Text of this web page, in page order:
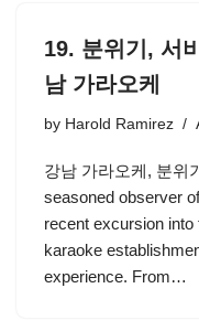
19. 분위기, 서
남 가라오케
by Harold Ramirez
강남 가라오케, 분위
seasoned observer
recent excursion
karaoke
experience. From…